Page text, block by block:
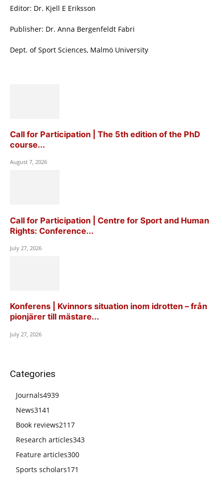
Editor: Dr. Kjell E Eriksson
Publisher: Dr. Anna Bergenfeldt Fabri
Dept. of Sport Sciences, Malmö University
Call for Participation | The 5th edition of the PhD
course...
August 7, 2026
Call for Participation | Centre for Sport and Human
Rights: Conference...
July 27, 2026
Konferens | Kvinnors situation inom idrotten – från
pionjärer till mästare...
July 27, 2026
Categories
Journals4939
News3141
Book reviews2117
Research articles343
Feature articles300
Sports scholars171